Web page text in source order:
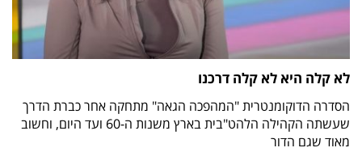
לא קלה היא לא קלה דרכנו
הסדרה הדוקומנטרית "המהפכה הגאה" מתחקה אחר כברת הדרך
שעשתה הקהילה הלהט"בית בארץ משנות ה-60 ועד היום, וחשוב
מאוד שגם הדור